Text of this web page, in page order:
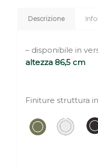
Descrizione
– disponibile in
altezza 86,5 cm
Finiture struttura in